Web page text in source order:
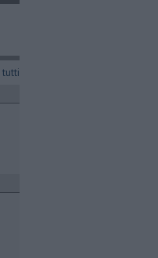
tutti